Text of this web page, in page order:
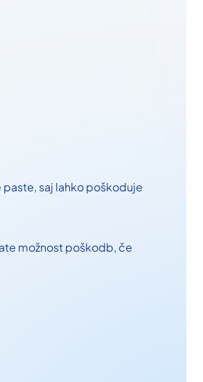
saj lahko poškoduje
možnost poškodb, če